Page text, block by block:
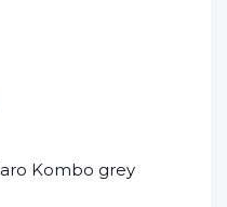
Kombo grey